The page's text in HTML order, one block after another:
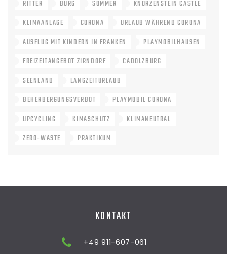
RITTER
BURG SOMMER
KNORZENSTEIN CASTLE
KLIMAANLAGE
CORONA
URLAUB WÄHREND CORONA
AUSFLUG MIT KINDERN IN FRANKEN
PLAYMOBILHAUSEN
FREIZEITANGEBOT ZIRNDORF
CADOLZBURG
SEENLAND
LANGZEITURLAUB
BEHERBERGUNGSVERBOT
PLAYMOBIL CORONA
UPCYCLING
KIMASCHUTZ
KLIMANEUTRAL
ZERO-WASTE
PRAKTIKUM
KONTAKT
+49 911-607-061